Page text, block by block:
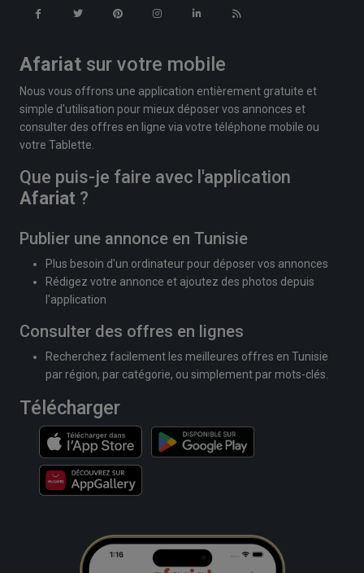
Afariat sur votre mobile
Nous vous offrons une application entièrement gratuite et
simple d'utilisation pour mieux déposer vos annonces et
consulter des offres en ligne via votre téléphone mobile ou
votre Tablette.
Que puis-je faire avec l'application
Afariat ?
Publier une annonce en Tunisie
Plus besoin d'un ordinateur pour déposer vos annonces
Rédigez votre annonce et ajoutez des photos depuis
l'application
Consulter des offres en lignes
Recherchez facilement les meilleures offres en Tunisie
par région, par catégorie, ou simplement par mots-clés.
Télécharger